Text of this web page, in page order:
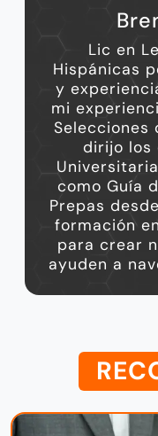
Lic en
Hispánicas
y
mi
Selecciones
dirijo los
como Guía
Prepas
formación
para crear
ayuden a